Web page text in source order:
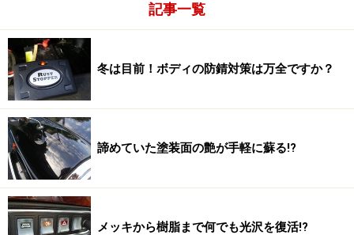
記事一覧
冬は目前！ボディの防錆対策は万全ですか？
諦めていた塗装面の艶が手軽に蘇る!?
メッキから樹脂まで何でも光沢を復活!?